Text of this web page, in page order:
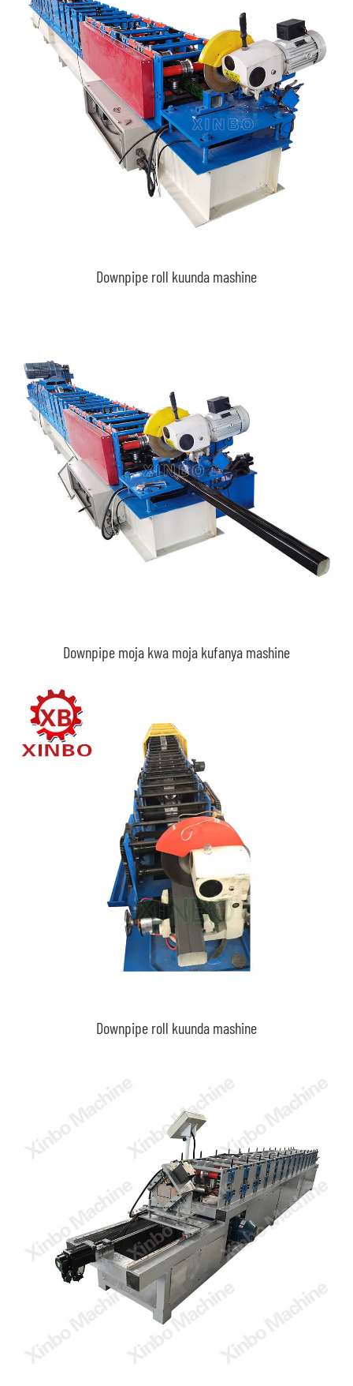
Downpipe roll kuunda mashine
Downpipe moja kwa moja kufanya mashine
Downpipe roll kuunda mashine